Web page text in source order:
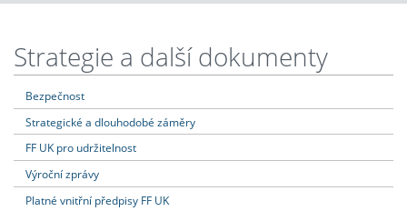
Strategie a další dokumenty
Bezpečnost
Strategické a dlouhodobé záměry
FF UK pro udržitelnost
Výroční zprávy
Platné vnitřní předpisy FF UK